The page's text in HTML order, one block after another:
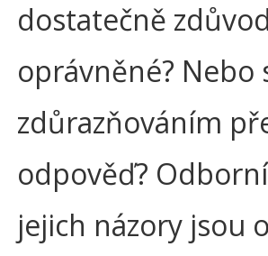
dostatečně
oprávněné? Nebo
zdůrazňováním
odpověď?
jejich názory jsou